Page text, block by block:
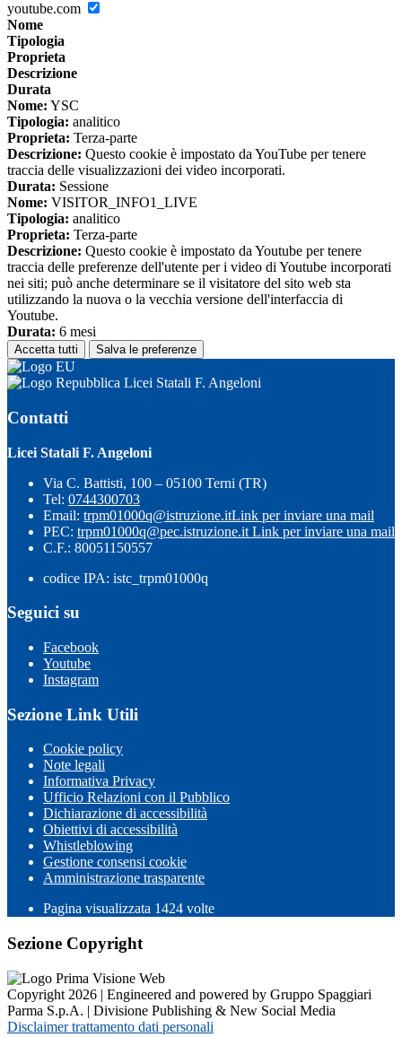
youtube.com
Nome
Tipologia
Proprieta
Descrizione
Durata
Nome: YSC
Tipologia: analitico
Proprieta: Terza-parte
Descrizione: Questo cookie è impostato da YouTube per tenere
traccia delle visualizzazioni dei video incorporati.
Durata: Sessione
Nome: VISITOR_INFO1_LIVE
Tipologia: analitico
Proprieta: Terza-parte
Descrizione: Questo cookie è impostato da Youtube per tenere
traccia delle preferenze dell'utente per i video di Youtube incorporati
nei siti; può anche determinare se il visitatore del sito web sta
utilizzando la nuova o la vecchia versione dell'interfaccia di
Youtube.
Durata: 6 mesi
Accetta tutti Salva le preferenze
Licei Statali F. Angeloni
Contatti
Licei Statali F. Angeloni
Via C. Battisti, 100 – 05100 Terni (TR)
Tel: 0744300703
Email: trpm01000q@istruzione.itLink per inviare una mail
PEC: trpm01000q@pec.istruzione.it Link per inviare una mail
C.F.: 80051150557
codice IPA: istc_trpm01000q
Seguici su
Facebook
Youtube
Instagram
Sezione Link Utili
Cookie policy
Note legali
Informativa Privacy
Ufficio Relazioni con il Pubblico
Dichiarazione di accessibilità
Obiettivi di accessibilità
Whistleblowing
Gestione consensi cookie
Amministrazione trasparente
Pagina visualizzata 1424 volte
Sezione Copyright
Copyright 2026 | Engineered and powered by Gruppo Spaggiari
Parma S.p.A. | Divisione Publishing & New Social Media
Disclaimer trattamento dati personali